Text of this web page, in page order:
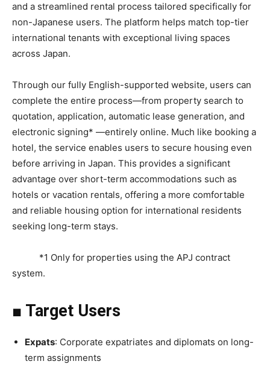
and a streamlined rental process tailored specifically for
non-Japanese users. The platform helps match top-tier
international tenants with exceptional living spaces
across Japan.
Through our fully English-supported website, users can
complete the entire process—from property search to
quotation, application, automatic lease generation, and
electronic signing* —entirely online. Much like booking a
hotel, the service enables users to secure housing even
before arriving in Japan. This provides a significant
advantage over short-term accommodations such as
hotels or vacation rentals, offering a more comfortable
and reliable housing option for international residents
seeking long-term stays.
*1 Only for properties using the APJ contract
system.
■ Target Users
Expats: Corporate expatriates and diplomats on long-
term assignments